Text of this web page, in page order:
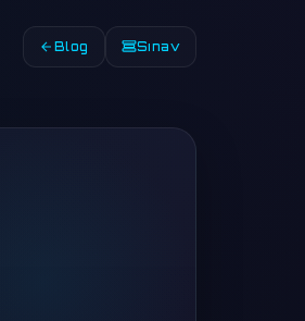
Blog Sınav